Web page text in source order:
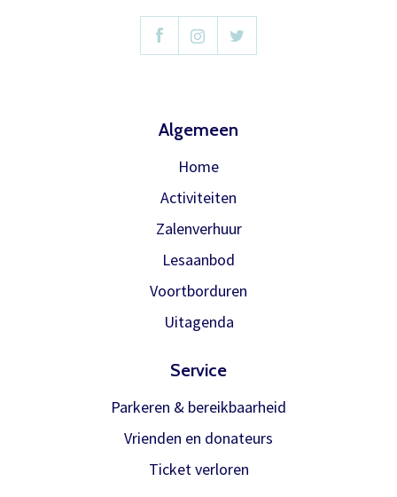
Algemeen
Home
Activiteiten
Zalenverhuur
Lesaanbod
Voortborduren
Uitagenda
Service
Parkeren & bereikbaarheid
Vrienden en donateurs
Ticket verloren